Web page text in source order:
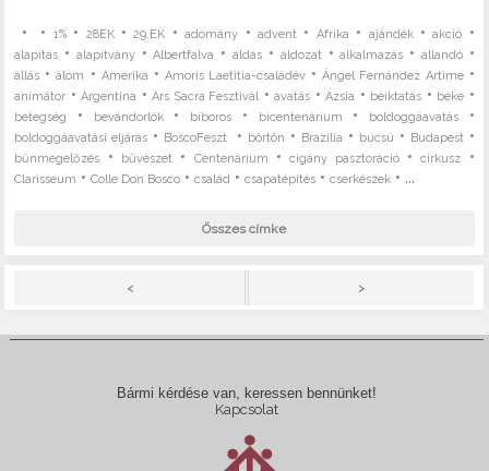
• • 1%• 28EK•29.EK •adomány •advent • Afrika • ajándék•akció •
alapítás • alapítvány•Albertfalva •áldás • áldozat •alkalmazás • állandó•
állás •álom • Amerika • Amoris Laetitia-családév •Ángel Fernández Artime•
animátor •Argentína •Ars Sacra Fesztivál •avatás •Ázsia • beiktatás • béke •
betegség • bevándorlók• bíboros • bicentenárium • boldoggáavatás•
boldoggáavatási eljárás • BoscoFeszt • börtön • Brazília • búcsú • Budapest •
bűnmegelőzés • bűvészet • Centenárium •cigány pasztoráció•cirkusz •
Clarisseum •Colle Don Bosco •család •csapatépítés •cserkészek • ...
Összes címke
< >
Bármi kérdése van, keressen bennünket!
Kapcsolat